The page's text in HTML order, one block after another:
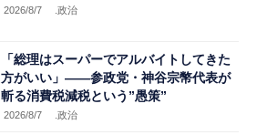
2026/8/7 .政治
「総理はスーパーでアルバイトしてきた
方がいい」――参政党・神谷宗幣代表が
斬る消費税減税という”愚策”
2026/8/7 .政治